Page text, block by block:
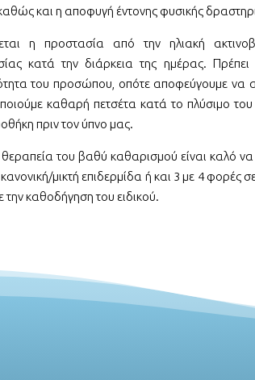
και η αποφυγή έντονης φυσικής
η προστασία από την ηλιακή
κατά την διάρκεια της ημέρας.
του προσώπου, οπότε αποφεύγουμε να
καθαρή πετσέτα κατά το πλύσιμο
πριν τον ύπνο μας.
θεραπεία του βαθύ καθαρισμού είναι καλό
μικτή επιδερμίδα ή και 3 με 4 φορές
την καθοδήγηση του ειδικού.